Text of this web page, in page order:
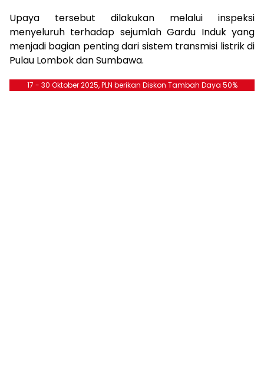
Upaya tersebut dilakukan melalui inspeksi
menyeluruh terhadap sejumlah Gardu Induk yang
menjadi bagian penting dari sistem transmisi listrik di
Pulau Lombok dan Sumbawa.
17 - 30 Oktober 2025, PLN berikan Diskon Tambah Daya 50%